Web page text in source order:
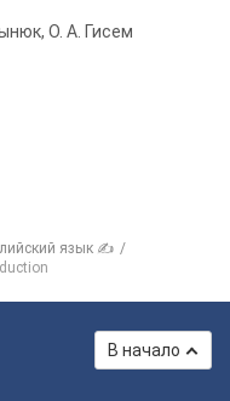
О. А. Гисем
язык ✍
В начало